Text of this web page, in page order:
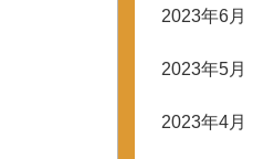
2023年6月
2023年5月
2023年4月